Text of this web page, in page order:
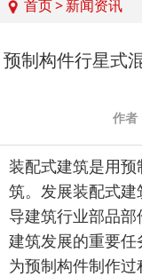
首页>新闻资讯
预制构件行星式
作者
装配式建筑是用
筑。发展装配式建
导建筑行业部品
建筑发展的重要任
为预制构件制作